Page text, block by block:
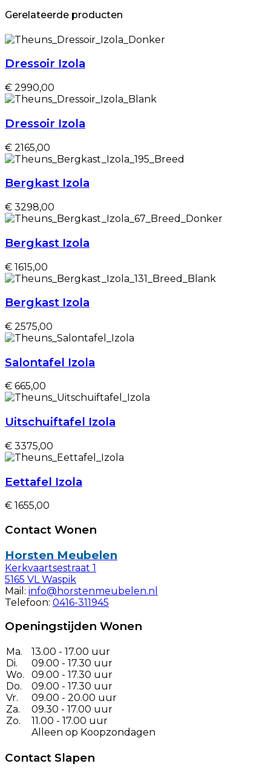
Gerelateerde producten
Dressoir Izola
€ 2990,00
Dressoir Izola
€ 2165,00
Bergkast Izola
€ 3298,00
Bergkast Izola
€ 1615,00
Bergkast Izola
€ 2575,00
Salontafel Izola
€ 665,00
Uitschuiftafel Izola
€ 3375,00
Eettafel Izola
€ 1655,00
Contact Wonen
Horsten Meubelen
Kerkvaartsestraat 1
5165 VL Waspik
Mail: info@horstenmeubelen.nl
Telefoon: 0416-311945
Openingstijden Wonen
Ma.
Di.
Wo.
Do.
Vr.
Za.
Zo.
13.00 - 17.00 uur
09.00 - 17.30 uur
09.00 - 17.30 uur
09.00 - 17.30 uur
09.00 - 20.00 uur
09.30 - 17.00 uur
11.00 - 17.00 uur
Alleen op Koopzondagen
Contact Slapen